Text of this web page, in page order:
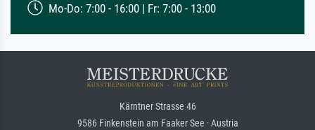
Mo-Do: 7:00 - 16:00 | Fr: 7:00 - 13:00
Kärntner Strasse 46
9586 Finkenstein am Faaker See · Austria